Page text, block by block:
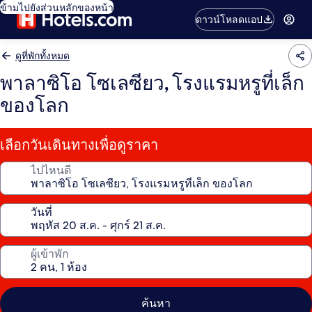
ข้ามไปยังส่วนหลักของหน้า
ดาวน์โหลดแอป
ดูที่พักทั้งหมด
พาลาซิโอ โซเลซียว, โรงแรมหรูที่เล็ก
ของโลก
เลือกวันเดินทางเพื่อดูราคา
ไปไหนดี
วันที่
ผู้เข้าพัก
ค้นหา